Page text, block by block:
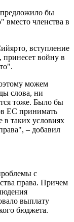
предложило бы
вместо членства в
вступление
войну в
можем
слова, ни
тоже. Было бы
ЕС принимать
в таких условиях
– добавил
с
права. Причем
выплату
бюджета.